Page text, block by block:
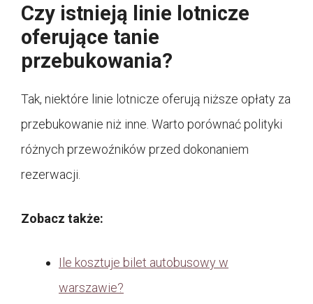
Czy istnieją linie lotnicze
oferujące tanie
przebukowania?
Tak, niektóre linie lotnicze oferują niższe opłaty za
przebukowanie niż inne. Warto porównać polityki
różnych przewoźników przed dokonaniem
rezerwacji.
Zobacz także:
Ile kosztuje bilet autobusowy w
warszawie?